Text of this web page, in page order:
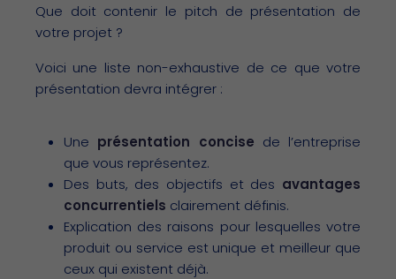
Que doit contenir le pitch de présentation de
votre projet ?
Voici une liste non-exhaustive de ce que votre
présentation devra intégrer :
Une présentation concise de l’entreprise
que vous représentez.
Des buts, des objectifs et des avantages
concurrentiels clairement définis.
Explication des raisons pour lesquelles votre
produit ou service est unique et meilleur que
ceux qui existent déjà.